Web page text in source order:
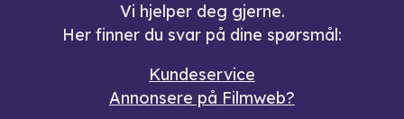
Vi hjelper deg gjerne.
Her finner du svar på dine spørsmål:
Kundeservice
Annonsere på Filmweb?